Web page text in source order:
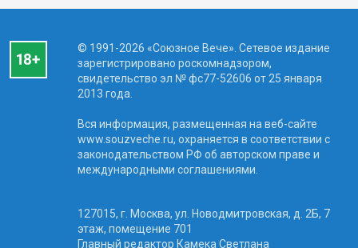
© 1991-2026 «Союзное Вече». Сетевое издание
зарегистрировано роскомнадзором,
свидетельство эл № фc77-52606 от 25 января
2013 года.
Вся информация, размещенная на веб-сайте
www.souzveche.ru, охраняется в соответствии с
законодательством РФ об авторском праве и
международными соглашениями.
127015, г. Москва, ул. Новодмитровская, д. 2Б, 7
этаж, помещение 701
Главный редактор Камека Светлана